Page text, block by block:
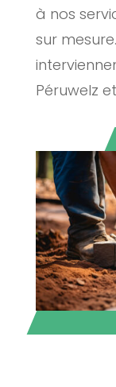
à nos
sur
Péruwelz